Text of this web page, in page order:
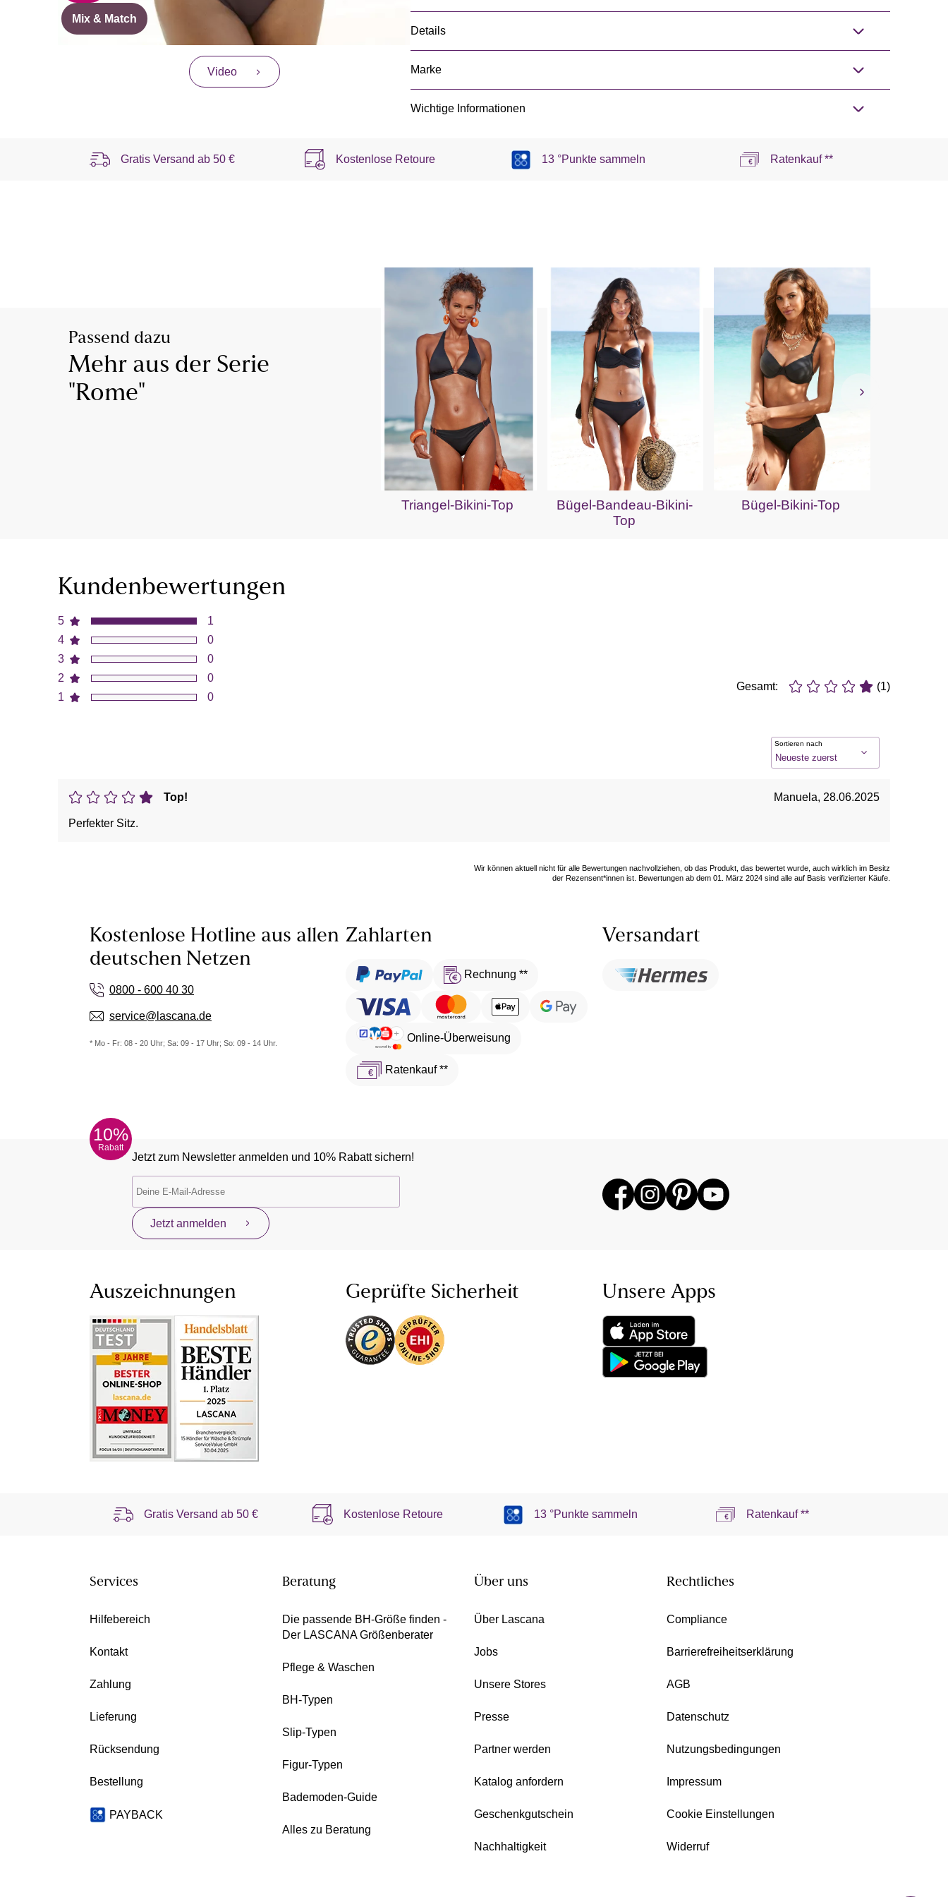
Video
Mix & Match
Details
Marke
Wichtige Informationen
Gratis Versand ab 50 € Kostenlose Retoure 13 °Punkte sammeln Ratenkauf **
Passend dazu
Mehr aus der Serie
"Rome"
Triangel-Bikini-Top
Bügel-Bandeau-Bikini-
Top
Bügel-Bikini-Top
Kundenbewertungen
5
4
3
2
1
1
0
0
0
0
Gesamt: (1)
Sortieren nach
Top! Manuela, 28.06.2025
Perfekter Sitz.
Wir können aktuell nicht für alle Bewertungen nachvollziehen, ob das Produkt, das bewertet wurde, auch wirklich im Besitz
der Rezensent*innen ist. Bewertungen ab dem 01. März 2024 sind alle auf Basis verifizierter Käufe.
Kostenlose Hotline aus allen
deutschen Netzen
0800 - 600 40 30
service@lascana.de
* Mo - Fr: 08 - 20 Uhr; Sa: 09 - 17 Uhr; So: 09 - 14 Uhr.
Zahlarten
Rechnung **
Online-Überweisung
Ratenkauf **
Versandart
10%
Rabatt
Jetzt zum Newsletter anmelden und 10% Rabatt sichern!
Jetzt anmelden
Auszeichnungen Geprüfte Sicherheit Unsere Apps
Gratis Versand ab50 € Kostenlose Retoure 13 °Punkte sammeln Ratenkauf **
Services
Hilfebereich
Kontakt
Zahlung
Lieferung
Rücksendung
Bestellung
PAYBACK
Beratung
Die passende BH-Größe finden -
Der LASCANA Größenberater
Pflege & Waschen
BH-Typen
Slip-Typen
Figur-Typen
Bademoden-Guide
Alles zu Beratung
Über uns
Über Lascana
Jobs
Unsere Stores
Presse
Partner werden
Katalog anfordern
Geschenkgutschein
Nachhaltigkeit
Rechtliches
Compliance
Barrierefreiheitserklärung
AGB
Datenschutz
Nutzungsbedingungen
Impressum
Cookie Einstellungen
Widerruf